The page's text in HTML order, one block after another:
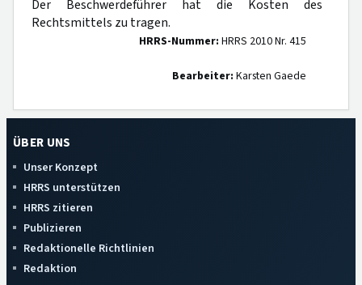
Der Beschwerdeführer hat die Kosten des
Rechtsmittels zu tragen.
HRRS-Nummer: HRRS 2010 Nr. 415
Bearbeiter: Karsten Gaede
ÜBER UNS
Unser Konzept
HRRS unterstützen
HRRS zitieren
Publizieren
Redaktionelle Richtlinien
Redaktion